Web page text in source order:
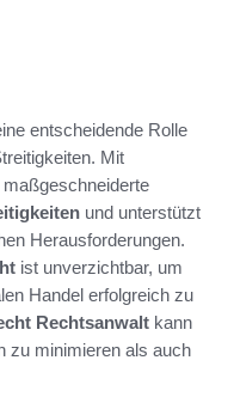
entscheidende Rolle
Mit
und unterstützt
Herausforderungen.
ist unverzichtbar, um
Handel erfolgreich zu
Rechtsanwalt kann
zu minimieren als auch